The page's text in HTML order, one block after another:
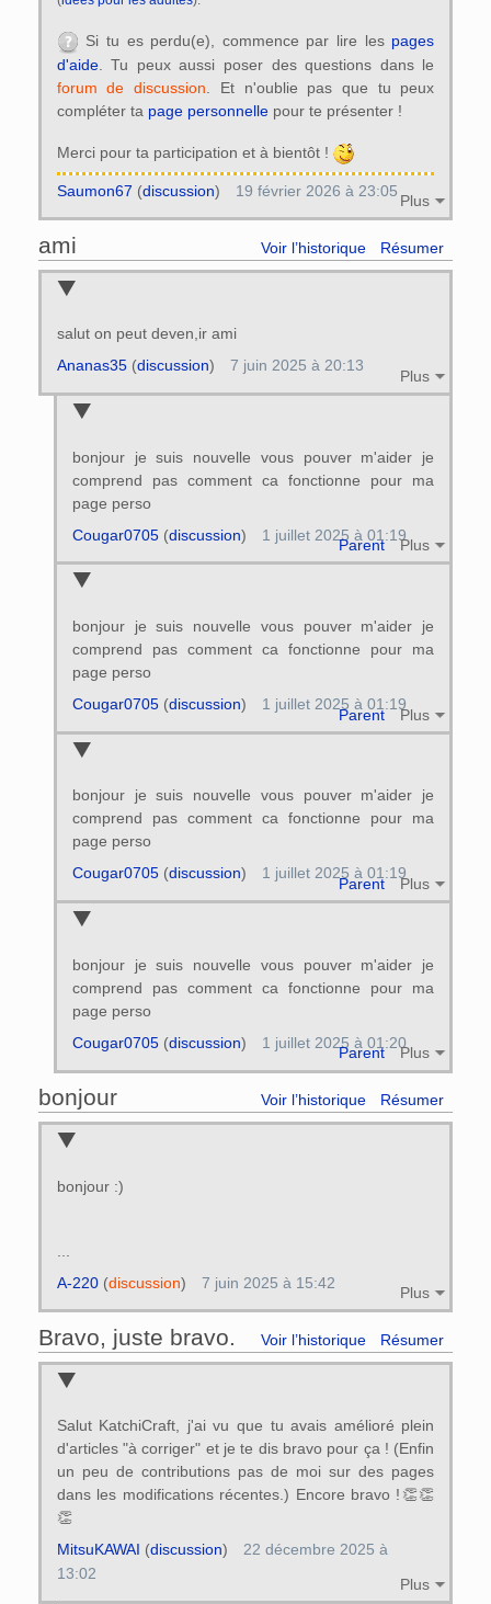
Si tu es perdu(e), commence par lire les pages
d'aide. Tu peux aussi poser des questions dans le
forum de discussion . Et n'oublie pas que tu peux
compléter ta page personnellepour te présenter !
Merci pour ta participation et à bientôt !
Plus
Saumon67 (discussion) 19 février 2026 à 23:05
ami Voir l’historique Résumer
salut on peut deven,ir ami
Plus
Ananas35(discussion) 7 juin 2025 à 20:13
bonjour je suis nouvelle vous pouver m'aider je
comprend pas comment ca fonctionne pour ma
page perso
Parent Plus
Cougar0705(discussion) 1 juillet 2025 à 01:19
bonjour je suis nouvelle vous pouver m'aider je
comprend pas comment ca fonctionne pour ma
page perso
Parent Plus
Cougar0705(discussion) 1 juillet 2025 à 01:19
bonjour je suis nouvelle vous pouver m'aider je
comprend pas comment ca fonctionne pour ma
page perso
Parent Plus
Cougar0705(discussion) 1 juillet 2025 à 01:19
bonjour je suis nouvelle vous pouver m'aider je
comprend pas comment ca fonctionne pour ma
page perso
Parent Plus
Cougar0705(discussion) 1 juillet 2025 à 01:20
bonjour Voir l’historique Résumer
bonjour :)
Plus
A-220(discussion) 7 juin 2025 à 15:42
Bravo, juste bravo. Voir l’historique Résumer
Salut KatchiCraft, j'ai vu que tu avais amélioré plein
d'articles "à corriger" et je te dis bravo pour ça ! (Enfin
un peu de contributions pas de moi sur des pages
dans les modifications récentes.) Encore bravo !👏👏
👏
Plus
MitsuKAWAI (discussion)
22 décembre 2025 à
13:02